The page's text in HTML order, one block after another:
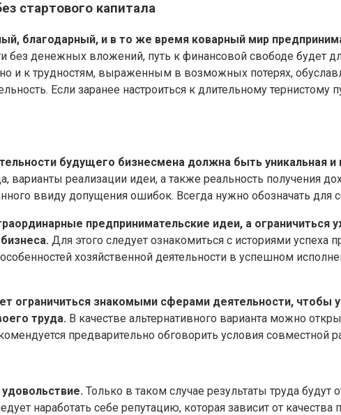
стартового капитала
благодарный, и в то же время коварный мир
без денежных вложений, путь к финансовой свободе будет
и к трудностям, выраженным в возможных потерях,
Если заранее настроиться к длительному
будущего бизнесмена должна быть уникальная и
варианты реализации идеи, а также реальность получения
ввиду допущения ошибок. Всегда нужно обозначать
предпринимательские идеи, а
Для этого следует ознакомиться с историями
хозяйственной деятельности в успешном
ограничиться знакомыми сферами деятельности, чтобы
труда. В качестве альтернативного варианта можно
предварительно обговорить условия
Только в таком случае результаты труда будут
наработать себе репутацию, которая зависит от качества